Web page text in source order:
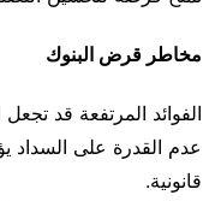
مخاطر قرض البنوك
الفوائد المرتفعة قد
عدم القدرة على السداد
قانونية.